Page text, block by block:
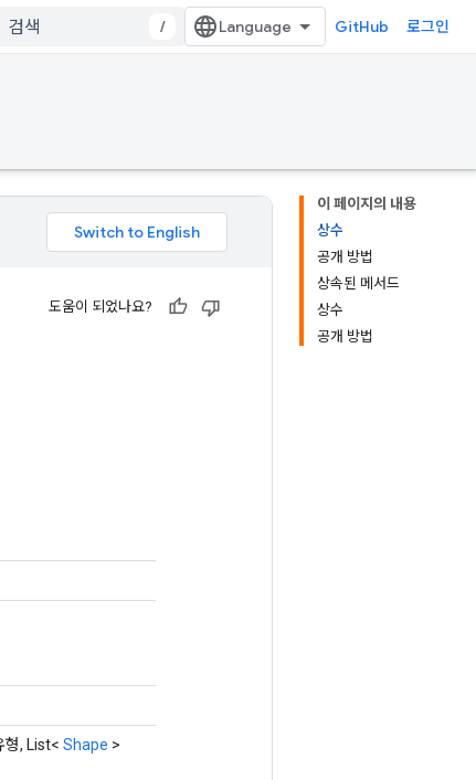
/ GitHub 로그인
이 페이지의 내용
상수
공개 방법
상속된 메서드
상수
공개 방법
도움이 되었나요?
형, List< Shape >